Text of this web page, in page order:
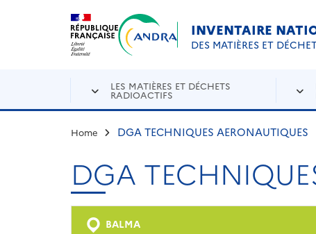
Aller au contenu principal
INVENTAIRE
DES MATIÈRES ET
LES MATIÈRES ET DÉCHETS
RADIOACTIFS
Home DGA TECHNIQUES AERONAUTIQUES
DGA
BALMA